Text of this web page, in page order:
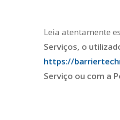
Leia atentamente
Serviços, o
https://
Serviço ou com a